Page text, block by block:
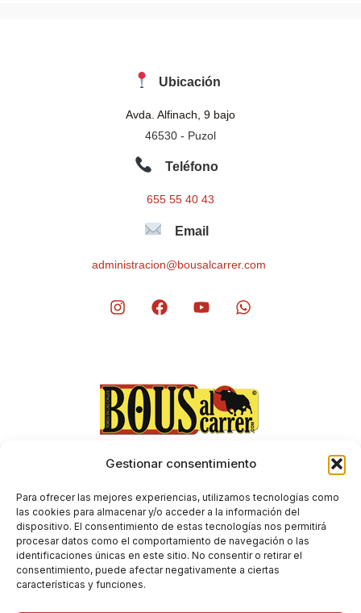
Gestionar consentimiento
Para ofrecer las mejores experiencias, utilizamos tecnologías como
las cookies para almacenar y/o acceder a la información del
dispositivo. El consentimiento de estas tecnologías nos permitirá
procesar datos como el comportamiento de navegación o las
identificaciones únicas en este sitio. No consentir o retirar el
consentimiento, puede afectar negativamente a ciertas
características y funciones.
Ubicación
Avda. Alfinach, 9 bajo
46530 - Puzol
Teléfono
655 55 40 43
Email
administracion@bousalcarrer.com
Aviso Legal
Envíos y devoluciones
Condiciones generales de contratación
Política de Privacidad
Política de Cookies